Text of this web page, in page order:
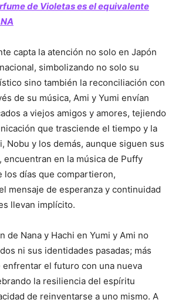
de Violetas es el equivalente
capta la atención no solo en Japón
simbolizando no solo su
sino también la reconciliación con
de su música, Ami y Yumi envían
a viejos amigos y amores, tejiendo
que trasciende el tiempo y la
Nobu y los demás, aunque siguen sus
encuentran en la música de Puffy
los días que compartieron,
mensaje de esperanza y continuidad
llevan implícito.
de Nana y Hachi en Yumi y Ami no
ni sus identidades pasadas; más
el futuro con una nueva
la resiliencia del espíritu
de reinventarse a uno mismo. A